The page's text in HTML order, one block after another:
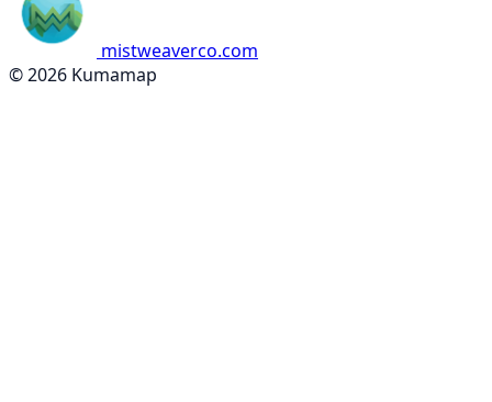
mistweaverco.com
© 2026 Kumamap